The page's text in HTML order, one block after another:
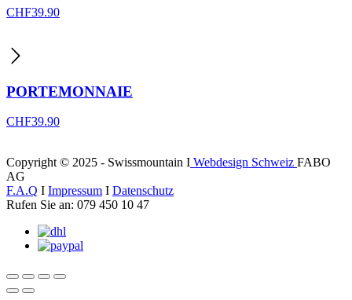
CHF39.90
PORTEMONNAIE
CHF39.90
Copyright © 2025 - Swissmountain I Webdesign Schweiz FABO
AG
F.A.Q I Impressum I Datenschutz
Rufen Sie an: 079 450 10 47